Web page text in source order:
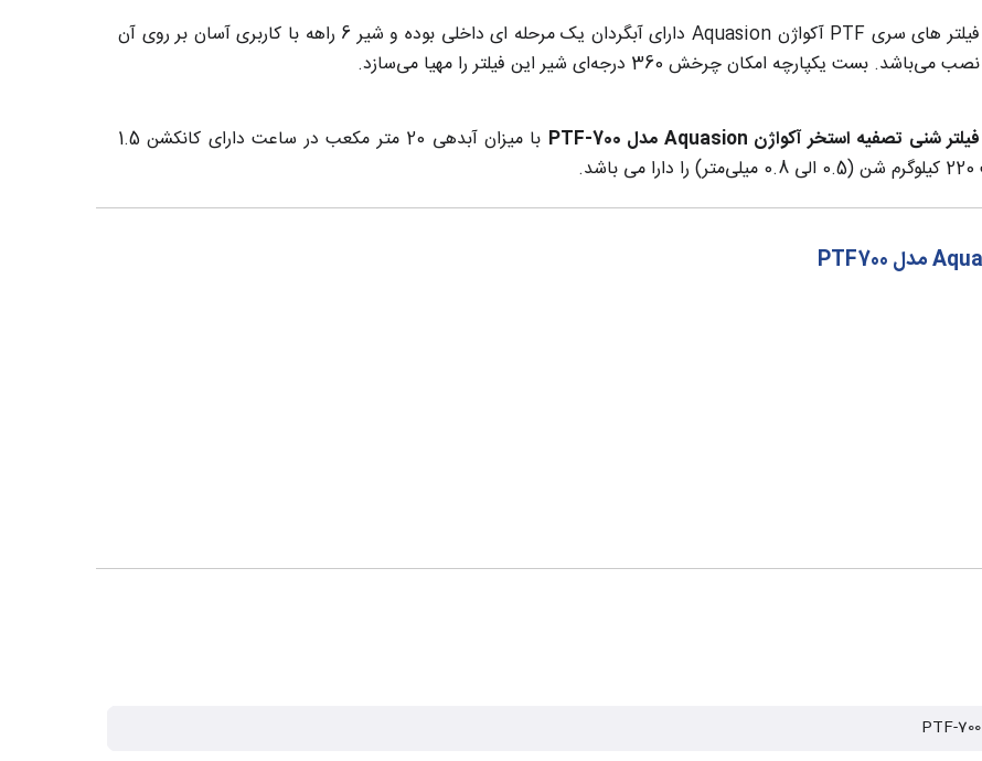
فیلتر های سری PTF آکواژن Aquasion دارای آبگردان یک مرحله ای داخلی بوده و شیر 6 راهه با کاربری آسان بر روی آن
نصب می‌باشد. بست یکپارچه امکان چرخش 360 درجه‌ای شیر این فیلتر را مهیا می‌سازد.
فیلتر شنی تصفیه استخر آکواژن Aquasion مدل PTF-700
با میزان آبدهی 20 متر مکعب در ساعت دارای کانکشن 1.5
PTF-700